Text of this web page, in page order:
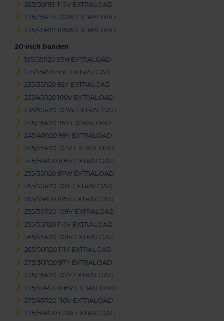
265/50R19 110V EXTRALOAD
275/35R19 100W EXTRALOAD
275/40R19 105W EXTRALOAD
20-inch banden
195/55R20 95H EXTRALOAD
215/45R20 95H EXTRALOAD
235/35R20 92Y EXTRALOAD
235/45R20 100V EXTRALOAD
235/50R20 104W EXTRALOAD
245/35R20 95Y EXTRALOAD
245/40R20 99Y EXTRALOAD
245/45R20 103V EXTRALOAD
245/50R20 105V EXTRALOAD
255/35R20 97W EXTRALOAD
255/40R20 101Y EXTRALOAD
255/45R20 105V EXTRALOAD
255/50R20 109V EXTRALOAD
255/55R20 110V EXTRALOAD
265/45R20 108V EXTRALOAD
265/50R20 111Y EXTRALOAD
275/30R20 97Y EXTRALOAD
275/35R20 102Y EXTRALOAD
275/40R20 106V EXTRALOAD
275/45R20 110V EXTRALOAD
275/50R20 113W EXTRALOAD